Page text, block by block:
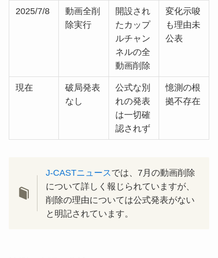
2025/7/8
動画全削
除実行
開設され
たカップ
ルチャン
ネルの全
動画削除
変化示唆
も理由未
公表
現在
破局発表
なし
公式な別
れの発表
は一切確
認されず
憶測の根
拠不存在
J-CASTニュース では、7月の動画削除
について詳しく報じられていますが、
削除の理由については公式発表がない
と明記されています。